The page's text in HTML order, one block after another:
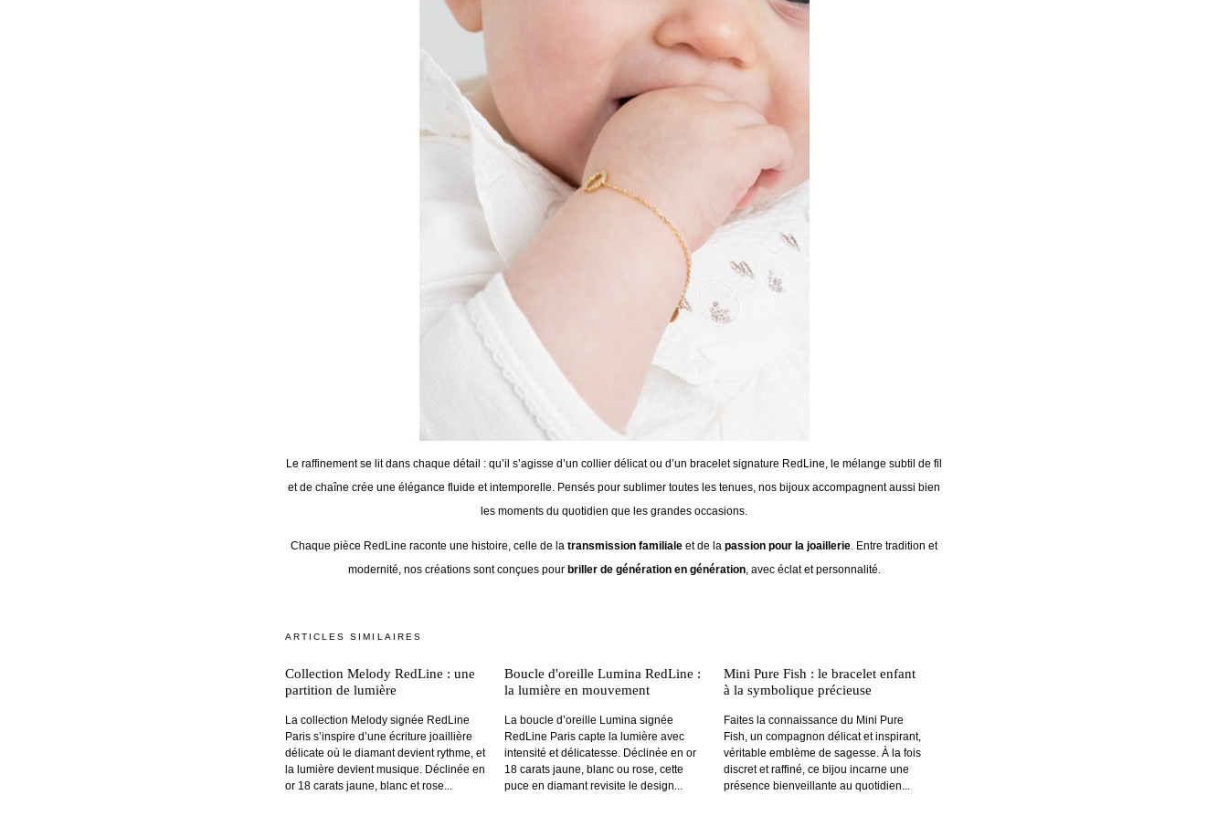
Le raffinement se lit dans chaque détail : qu’il s’agisse d’un collier délicat ou d’un bracelet signature RedLine, le mélange subtil de fil
et de chaîne crée une élégance fluide et intemporelle. Pensés pour sublimer toutes les tenues, nos bijoux accompagnent aussi bien
les moments du quotidien que les grandes occasions.
Chaque pièce RedLine raconte une histoire, celle de la transmission familiale et de la passion pour la joaillerie. Entre tradition et
modernité, nos créations sont conçues pour briller de génération en génération, avec éclat et personnalité.
ARTICLES SIMILAIRES
Collection Melody RedLine : une
partition de lumière
La collection Melody signée RedLine
Paris s’inspire d’une écriture joaillière
délicate où le diamant devient rythme, et
la lumière devient musique. Déclinée en
or 18 carats jaune, blanc et rose...
Boucle d'oreille Lumina RedLine :
la lumière en mouvement
La boucle d’oreille Lumina signée
RedLine Paris capte la lumière avec
intensité et délicatesse. Déclinée en or
18 carats jaune, blanc ou rose, cette
puce en diamant revisite le design...
Mini Pure Fish : le bracelet enfant
à la symbolique précieuse
Faites la connaissance du Mini Pure
Fish, un compagnon délicat et inspirant,
véritable emblème de sagesse. À la fois
discret et raffiné, ce bijou incarne une
présence bienveillante au quotidien...